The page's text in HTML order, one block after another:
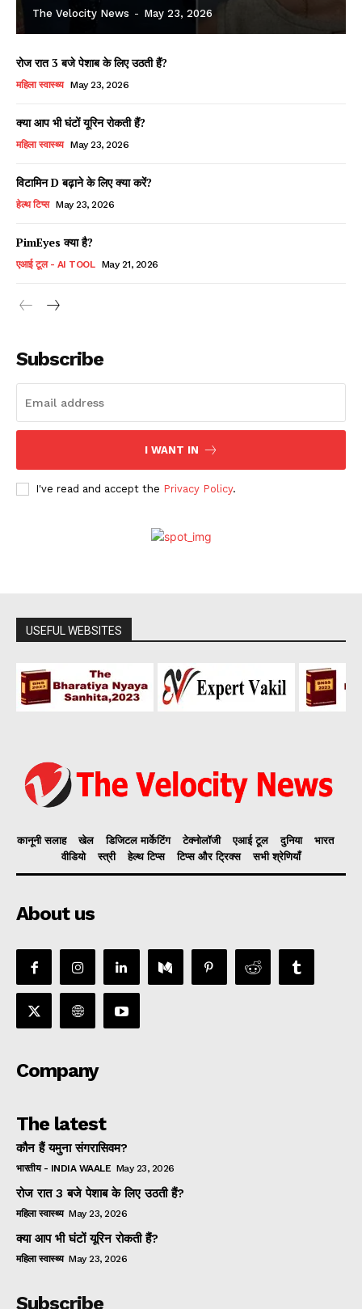
The Velocity News - May 23, 2026
रोज रात 3 बजे पेशाब के लिए उठती हैं?
महिला स्वास्थ्य May 23, 2026
क्या आप भी घंटों यूरिन रोकती हैं?
महिला स्वास्थ्य May 23, 2026
विटामिन D बढ़ाने के लिए क्या करें?
हेल्थ टिप्स May 23, 2026
PimEyes क्या है?
एआई टूल - AI TOOL May 21, 2026
Subscribe
I WANT IN
I've read and accept the Privacy Policy.
USEFUL WEBSITES
कानूनी सलाह खेल डिजिटल मार्केटिंग टेक्नोलॉजी एआई टूल दुनिया
भारत
वीडियो
स्त्री हेल्थ टिप्स टिप्स और ट्रिक्स सभी श्रेणियाँ
About us
Company
The latest
कौन हैं यमुना संगरासिवम?
भारतीय - INDIA WAALE May 23, 2026
रोज रात 3 बजे पेशाब के लिए उठती हैं?
महिला स्वास्थ्य May 23, 2026
क्या आप भी घंटों यूरिन रोकती हैं?
महिला स्वास्थ्य May 23, 2026
Subscribe